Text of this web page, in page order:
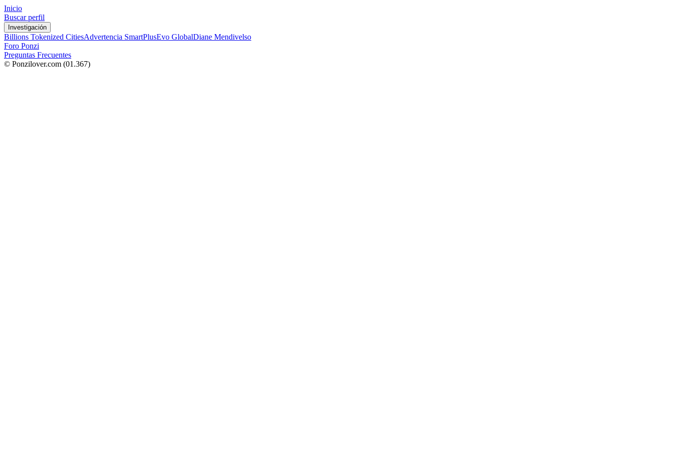
Inicio
Buscar perfil
Investigación
Billions Tokenized CitiesAdvertencia SmartPlusEvo GlobalDiane Mendivelso
Foro Ponzi
Preguntas Frecuentes
© Ponzilover.com (01.367)